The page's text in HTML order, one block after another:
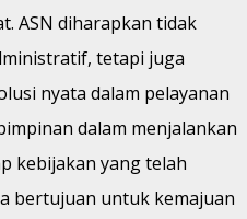
ASN diharapkan tidak
tetapi juga
nyata dalam pelayanan
dalam menjalankan
kebijakan yang telah
bertujuan untuk kemajuan